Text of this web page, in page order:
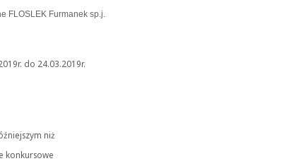
FLOSLEK Furmanek sp.j.
do 24.03.2019r.
niż
konkursowe